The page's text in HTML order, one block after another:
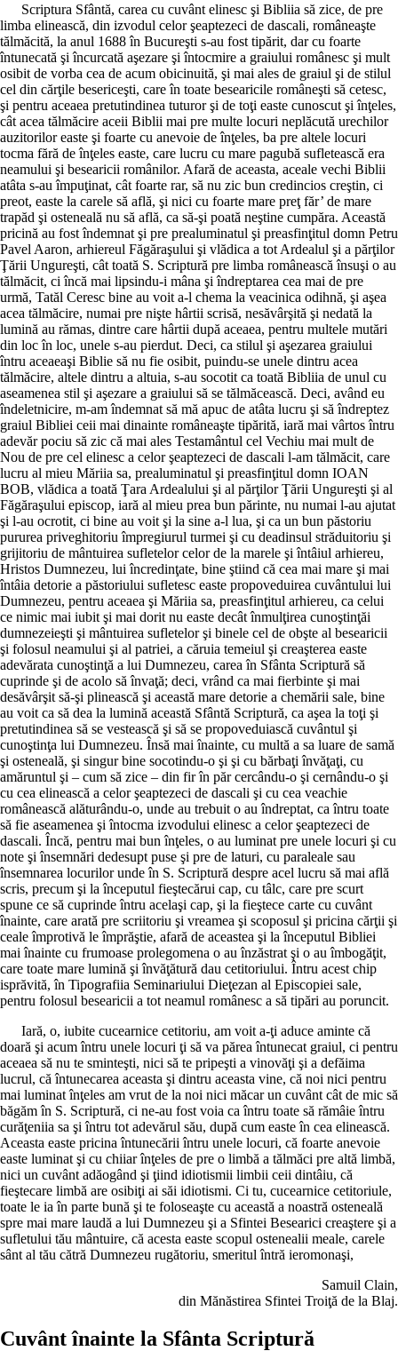
Scriptura Sfântă, carea cu cuvânt elinesc şi Bibliia să zice, de pre
limba elinească, din izvodul celor şeaptezeci de dascali, româneaşte
tălmăcită, la anul 1688 în Bucureşti s-au fost tipărit, dar cu foarte
întunecată şi încurcată aşezare şi întocmire a graiului românesc şi mult
osibit de vorba cea de acum obicinuită, şi mai ales de graiul şi de stilul
cel din cărţile besericeşti, care în toate besearicile româneşti să cetesc,
şi pentru aceaea pretutindinea tuturor şi de toţi easte cunoscut şi înţeles,
cât acea tălmăcire aceii Biblii mai pre multe locuri neplăcută urechilor
auzitorilor easte şi foarte cu anevoie de înţeles, ba pre altele locuri
tocma fără de înţeles easte, care lucru cu mare pagubă sufletească era
neamului şi besearicii românilor. Afară de aceasta, aceale vechi Biblii
atâta s-au împuţinat, cât foarte rar, să nu zic bun credincios creştin, ci
preot, easte la carele să află, şi nici cu foarte mare preţ făr’ de mare
trapăd şi osteneală nu să află, ca să-şi poată neştine cumpăra. Această
pricină au fost îndemnat şi pre prealuminatul şi preasfinţitul domn Petru
Pavel Aaron, arhiereul Făgăraşului şi vlădica a tot Ardealul şi a părţilor
Ţării Ungureşti, cât toată S. Scriptură pre limba românească însuşi o au
tălmăcit, ci încă mai lipsindu-i mâna şi îndreptarea cea mai de pre
urmă, Tatăl Ceresc bine au voit a-l chema la veacinica odihnă, şi aşea
acea tălmăcire, numai pre nişte hârtii scrisă, nesăvârşită şi nedată la
lumină au rămas, dintre care hârtii după aceaea, pentru multele mutări
din loc în loc, unele s-au pierdut. Deci, ca stilul şi aşezarea graiului
întru aceaeaşi Biblie să nu fie osibit, puindu-se unele dintru acea
tălmăcire, altele dintru a altuia, s-au socotit ca toată Bibliia de unul cu
aseamenea stil şi aşezare a graiului să se tălmăcească. Deci, având eu
îndeletnicire, m-am îndemnat să mă apuc de atâta lucru şi să îndreptez
graiul Bibliei ceii mai dinainte româneaşte tipărită, iară mai vârtos întru
adevăr pociu să zic că mai ales Testamântul cel Vechiu mai mult de
Nou de pre cel elinesc a celor şeaptezeci de dascali l-am tălmăcit, care
lucru al mieu Măriia sa, prealuminatul şi preasfinţitul domn IOAN
BOB, vlădica a toată Ţara Ardealului şi al părţilor Ţării Ungureşti şi al
Făgăraşului episcop, iară al mieu prea bun părinte, nu numai l-au ajutat
şi l-au ocrotit, ci bine au voit şi la sine a-l lua, şi ca un bun păstoriu
pururea priveghitoriu împregiurul turmei şi cu deadinsul străduitoriu şi
grijitoriu de mântuirea sufletelor celor de la marele şi întâiul arhiereu,
Hristos Dumnezeu, lui încredinţate, bine ştiind că cea mai mare şi mai
întâia detorie a păstoriului sufletesc easte propoveduirea cuvântului lui
Dumnezeu, pentru aceaea şi Măriia sa, preasfinţitul arhiereu, ca celui
ce nimic mai iubit şi mai dorit nu easte decât înmulţirea cunoştinţăi
dumnezeieşti şi mântuirea sufletelor şi binele cel de obşte al besearicii
şi folosul neamului şi al patriei, a căruia temeiul şi creaşterea easte
adevărata cunoştinţă a lui Dumnezeu, carea în Sfânta Scriptură să
cuprinde şi de acolo să învaţă; deci, vrând ca mai fierbinte şi mai
desăvârşit să-şi plinească şi această mare detorie a chemării sale, bine
au voit ca să dea la lumină această Sfântă Scriptură, ca aşea la toţi şi
pretutindinea să se vestească şi să se propoveduiască cuvântul şi
cunoştinţa lui Dumnezeu. Însă mai înainte, cu multă a sa luare de samă
şi osteneală, şi singur bine socotindu-o şi şi cu bărbaţi învăţaţi, cu
amăruntul şi – cum să zice – din fir în păr cercându-o şi cernându-o şi
cu cea elinească a celor şeaptezeci de dascali şi cu cea veachie
românească alăturându-o, unde au trebuit o au îndreptat, ca întru toate
să fie aseamenea şi întocma izvodului elinesc a celor şeaptezeci de
dascali. Încă, pentru mai bun înţeles, o au luminat pre unele locuri şi cu
note şi însemnări dedesupt puse şi pre de laturi, cu paraleale sau
însemnarea locurilor unde în S. Scriptură despre acel lucru să mai află
scris, precum şi la începutul fieştecărui cap, cu tâlc, care pre scurt
spune ce să cuprinde întru acelaşi cap, şi la fieştece carte cu cuvânt
înainte, care arată pre scriitoriu şi vreamea şi scoposul şi pricina cărţii şi
ceale împrotivă le împrăştie, afară de aceastea şi la începutul Bibliei
mai înainte cu frumoase prolegomena o au înzăstrat şi o au îmbogăţit,
care toate mare lumină şi învăţătură dau cetitoriului. Întru acest chip
isprăvită, în Tipografiia Seminariului Dieţezan al Episcopiei sale,
pentru folosul besearicii a tot neamul românesc a să tipări au poruncit.
Iară, o, iubite cucearnice cetitoriu, am voit a-ţi aduce aminte că
doară şi acum întru unele locuri ţi să va părea întunecat graiul, ci pentru
aceaea să nu te sminteşti, nici să te pripeşti a vinovăţi şi a defăima
lucrul, că întunecarea aceasta şi dintru aceasta vine, că noi nici pentru
mai luminat înţeles am vrut de la noi nici măcar un cuvânt cât de mic să
băgăm în S. Scriptură, ci ne-au fost voia ca întru toate să rămâie întru
curăţeniia sa şi întru tot adevărul său, după cum easte în cea elinească.
Aceasta easte pricina întunecării întru unele locuri, că foarte anevoie
easte luminat şi cu chiiar înţeles de pre o limbă a tălmăci pre altă limbă,
nici un cuvânt adăogând şi ţiind idiotismii limbii ceii dintâiu, că
fieştecare limbă are osibiţi ai săi idiotismi. Ci tu, cucearnice cetitoriule,
toate le ia în parte bună şi te foloseaşte cu această a noastră osteneală
spre mai mare laudă a lui Dumnezeu şi a Sfintei Besearici creaştere şi a
sufletului tău mântuire, că acesta easte scopul ostenealii meale, carele
sânt al tău cătră Dumnezeu rugătoriu, smeritul întră ieromonaşi,
Samuil Clain,
din Mănăstirea Sfintei Troiţă de la Blaj.
Cuvânt înainte la Sfânta Scriptură